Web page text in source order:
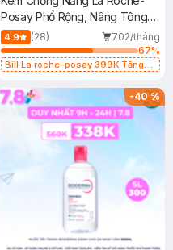
Posay Phổ Rộng, Nâng Tông
Kiềm Dầu 50ml
4.9 (28)
702/tháng
67%
Bill La roche-posay 399K Tặng
(SL có hạn)
-40%